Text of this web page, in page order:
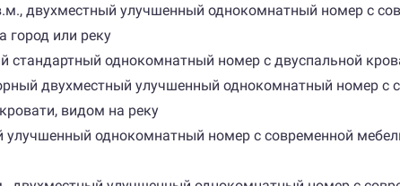
двухместный улучшенный однокомнатный номер с
город или реку
стандартный однокомнатный номер с двуспальной
двухместный улучшенный однокомнатный номер с
видом на реку
улучшенный однокомнатный номер с современной